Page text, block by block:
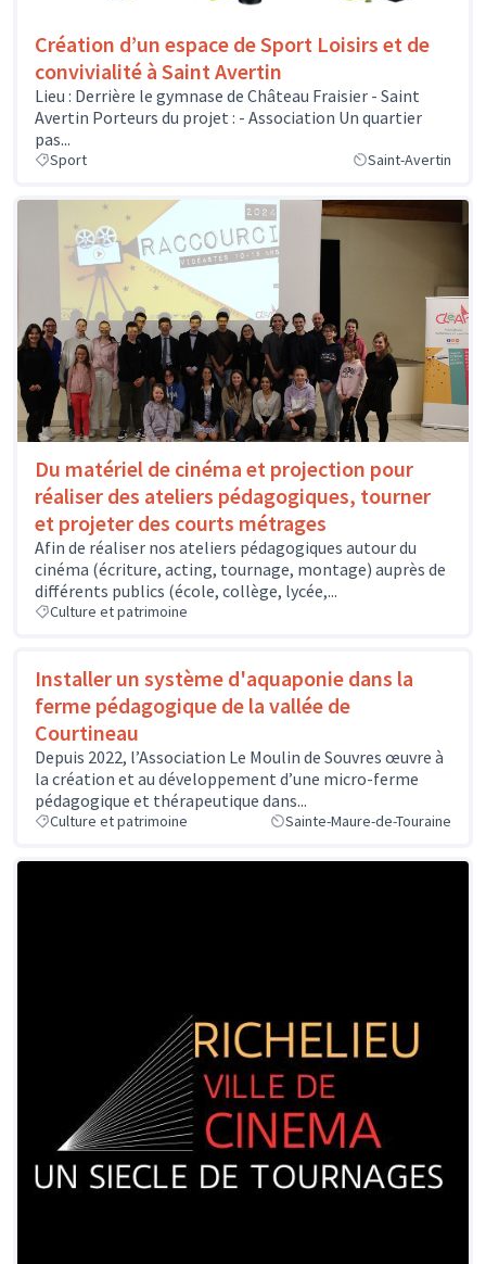
Création d’un espace de Sport Loisirs et de
convivialité à Saint Avertin
Lieu : Derrière le gymnase de Château Fraisier - Saint
Avertin Porteurs du projet : - Association Un quartier
pas...
Sport Saint-Avertin
Du matériel de cinéma et projection pour
réaliser des ateliers pédagogiques, tourner
et projeter des courts métrages
Afin de réaliser nos ateliers pédagogiques autour du
cinéma (écriture, acting, tournage, montage) auprès de
différents publics (école, collège, lycée,...
Culture et patrimoine
Installer un système d'aquaponie dans la
ferme pédagogique de la vallée de
Courtineau
Depuis 2022, l’Association Le Moulin de Souvres œuvre à
la création et au développement d’une micro-ferme
pédagogique et thérapeutique dans...
Culture et patrimoine Sainte-Maure-de-Touraine